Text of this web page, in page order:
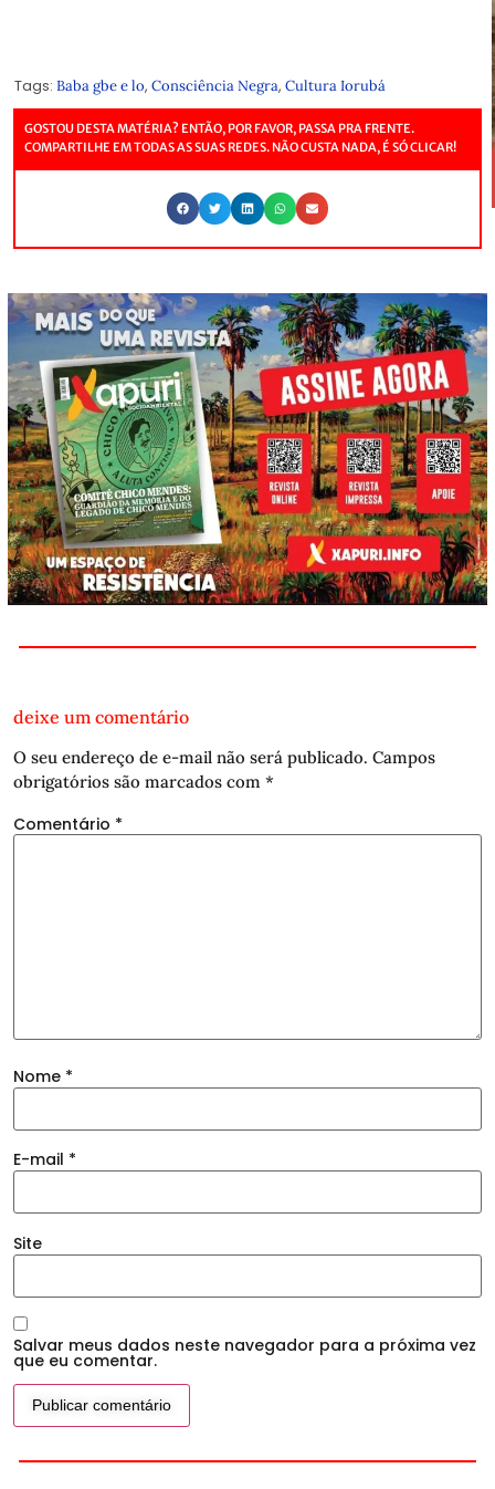
Tags: Baba gbe e lo, Consciência Negra, Cultura Iorubá
GOSTOU DESTA MATÉRIA? ENTÃO, POR FAVOR, PASSA PRA FRENTE.
COMPARTILHE EM TODAS AS SUAS REDES. NÃO CUSTA NADA, É SÓ CLICAR!
deixe um comentário
O seu endereço de e-mail não será publicado. Campos
obrigatórios são marcados com *
Comentário *
Nome *
E-mail *
Site
Salvar meus dados neste navegador para a próxima vez
que eu comentar.